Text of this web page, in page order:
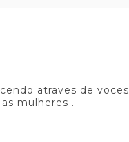
atraves de voces
mulheres .